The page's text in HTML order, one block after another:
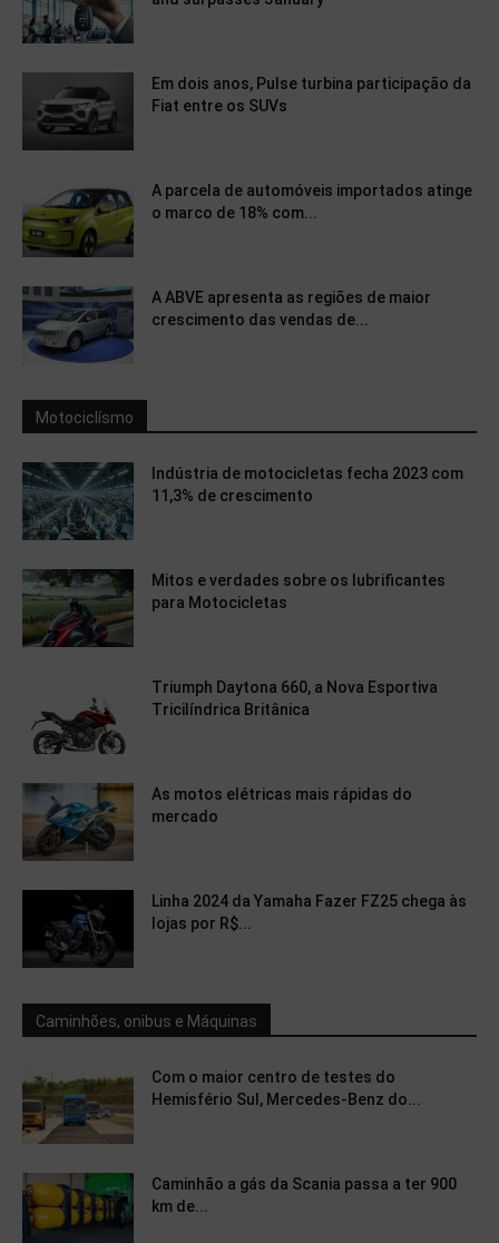
Em dois anos, Pulse turbina participação da
Fiat entre os SUVs
A parcela de automóveis importados atinge
o marco de 18% com...
A ABVE apresenta as regiões de maior
crescimento das vendas de...
Motociclísmo
Indústria de motocicletas fecha 2023 com
11,3% de crescimento
Mitos e verdades sobre os lubrificantes
para Motocicletas
Triumph Daytona 660, a Nova Esportiva
Tricilíndrica Britânica
As motos elétricas mais rápidas do
mercado
Linha 2024 da Yamaha Fazer FZ25 chega às
lojas por R$...
Caminhões, onibus e Máquinas
Com o maior centro de testes do
Hemisfério Sul, Mercedes-Benz do...
Caminhão a gás da Scania passa a ter 900
km de...